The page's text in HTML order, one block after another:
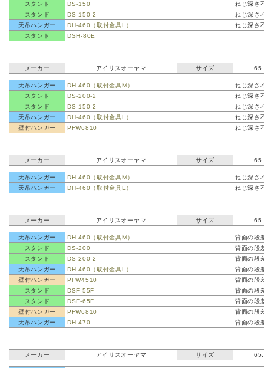
スタンド
DS-150
ねじ深さ
スタンド
DS-150-2
ねじ深さ
天吊ハンガー
DH-460（取付金具L）
ねじ深さ
スタンド
DSH-80E
メーカー アイリスオーヤマ サイズ
天吊ハンガー DH-460（取付金具M）
ねじ深さ
スタンド
DS-200-2
ねじ深さ
スタンド
DS-150-2
ねじ深さ
天吊ハンガー
DH-460（取付金具L）
ねじ深さ
壁付ハンガー
PFW6810 ねじ深さ
メーカー アイリスオーヤマ サイズ
天吊ハンガー DH-460（取付金具M）
ねじ深さ
天吊ハンガー
DH-460（取付金具L） ねじ深さ
メーカー アイリスオーヤマ サイズ
天吊ハンガー DH-460（取付金具M）
背面の段
スタンド
DS-200
背面の段
スタンド
DS-200-2
背面の段
天吊ハンガー
DH-460（取付金具L）
背面の段
壁付ハンガー
PFW4510
背面の段
スタンド
DSF-55F
背面の段
スタンド
DSF-65F
背面の段
壁付ハンガー
PFW6810
背面の段
天吊ハンガー
DH-470 背面の段
メーカー アイリスオーヤマ サイズ